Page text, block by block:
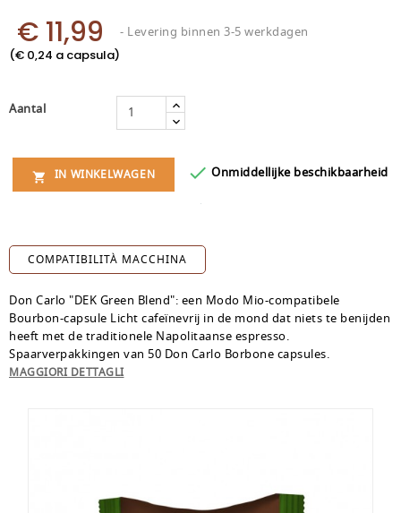
€ 11,99
(€ 0,24 a capsula)
- Levering binnen 3-5 werkdagen
Aantal
 IN WINKELWAGEN  Onmiddellijke beschikbaarheid
COMPATIBILITÀ MACCHINA
Don Carlo "DEK Green Blend": een Modo Mio-compatibele
Bourbon-capsule Licht cafeïnevrij in de mond dat niets te benijden
heeft met de traditionele Napolitaanse espresso.
Spaarverpakkingen van 50 Don Carlo Borbone capsules.
MAGGIORI DETTAGLI